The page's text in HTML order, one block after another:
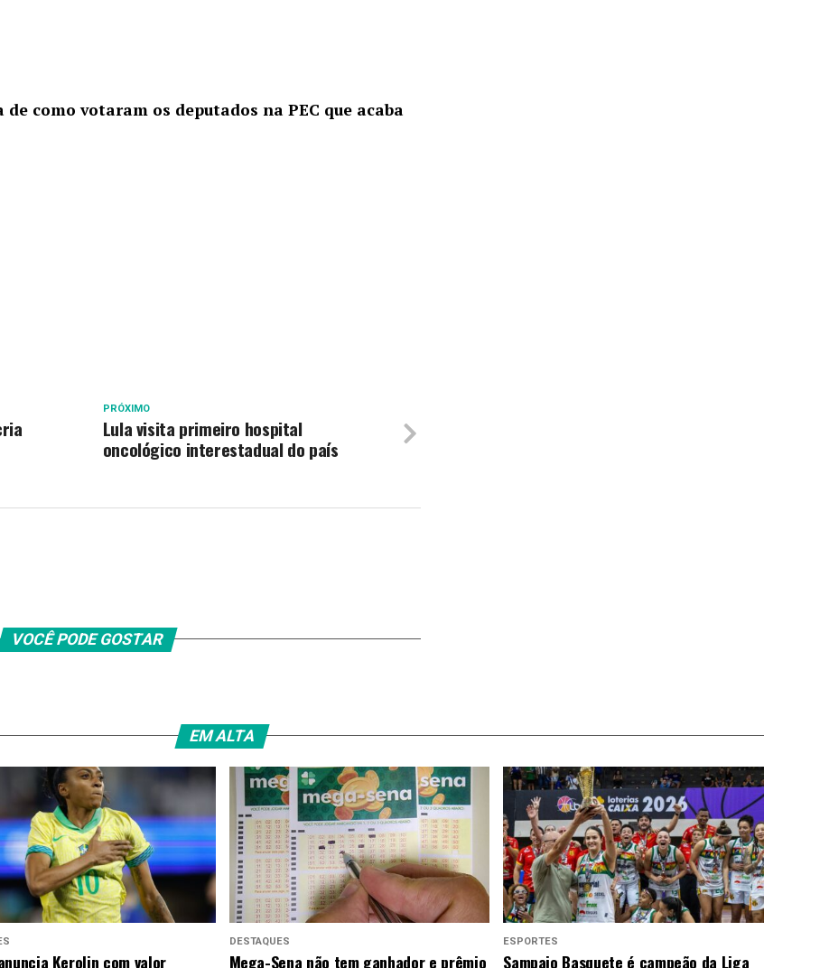
como votaram os deputados na PEC que acaba
PRÓXIMO
Lula visita primeiro hospital
oncológico interestadual do país
VOCÊ PODE GOSTAR
EM ALTA
Kerolin com valor
DESTAQUES
Mega-Sena não tem ganhador e prêmio
ESPORTES
Sampaio Basquete é campeão da Liga